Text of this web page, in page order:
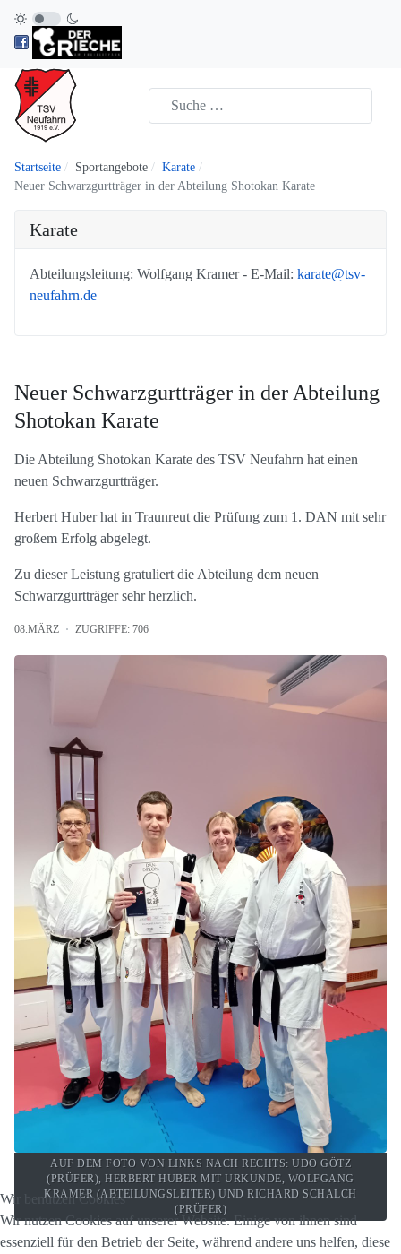
Startseite Sportangebote
Karate
Neuer Schwarzgurtträger in der Abteilung Shotokan Karate
Karate
Abteilungsleitung: Wolfgang Kramer - E-Mail: karate@tsv-
neufahrn.de
Neuer Schwarzgurtträger in der Abteilung
Shotokan Karate
Die Abteilung Shotokan Karate des TSV Neufahrn hat einen
neuen Schwarzgurtträger.
Herbert Huber hat in Traunreut die Prüfung zum 1. DAN mit sehr
großem Erfolg abgelegt.
Zu dieser Leistung gratuliert die Abteilung dem neuen
Schwarzgurtträger sehr herzlich.
08.MÄRZ ZUGRIFFE: 706
AUF DEM FOTO VON LINKS NACH RECHTS: UDO GÖTZ
(PRÜFER), HERBERT HUBER MIT URKUNDE, WOLFGANG
KRAMER (ABTEILUNGSLEITER) UND RICHARD SCHALCH
(PRÜFER)
Wir benutzen Cookies
Wir nutzen Cookies auf unserer Website. Einige von ihnen sind
essenziell für den Betrieb der Seite, während andere uns helfen, diese